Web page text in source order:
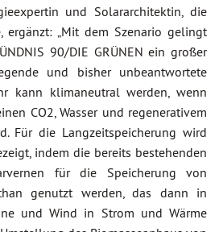
und Solararchitektin, die
ergänzt: „Mit dem Szenario gelingt
90/DIE GRÜNEN ein großer
und bisher unbeantwortete
kann klimaneutral werden, wenn
CO2, Wasser und regenerativem
Für die Langzeitspeicherung wird
indem die bereits bestehenden
für die Speicherung von
genutzt werden, das dann in
und Wind in Strom und Wärme